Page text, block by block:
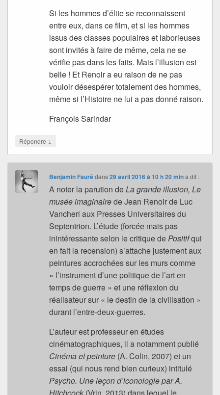
Si les hommes d’élite se reconnaissent
entre eux, dans ce film, et si les hommes
issus des classes populaires et laborieuses
sont invités à faire de même, cela ne se
vérifie pas dans les faits. Mais l’illusion est
belle ! Et Renoir a eu raison de ne pas
vouloir désespérer totalement des hommes,
même si l’Histoire ne lui a pas donné raison.
François Sarindar
Répondre ↓
Benjamin Faurédans29 avril 2016 à 10 h 20 min a dit :
A noter la parution deLa grande illusion, Le
musée imaginairede Jean Renoir de Luc
Vancheri aux Presses Universitaires du
Septentrion. L’étude (forcée mais pas
inintéressante selon le critique dePositifqui
en fait la recension) s’attache justement aux
peintures accrochées sur les murs comme
« l’instrument d’une politique de l’art en
temps de guerre » et une réflexion du
réalisateur sur « le destin de la civilisation »
durant l’entre-deux-guerres.
L’auteur est professeur en études
cinématographiques, il a notamment publié
Cinéma et peinture (A. Colin, 2007) et un
essai (qui nous rend bien curieux) intitulé
Psycho. Une leçon d’iconologie par A.